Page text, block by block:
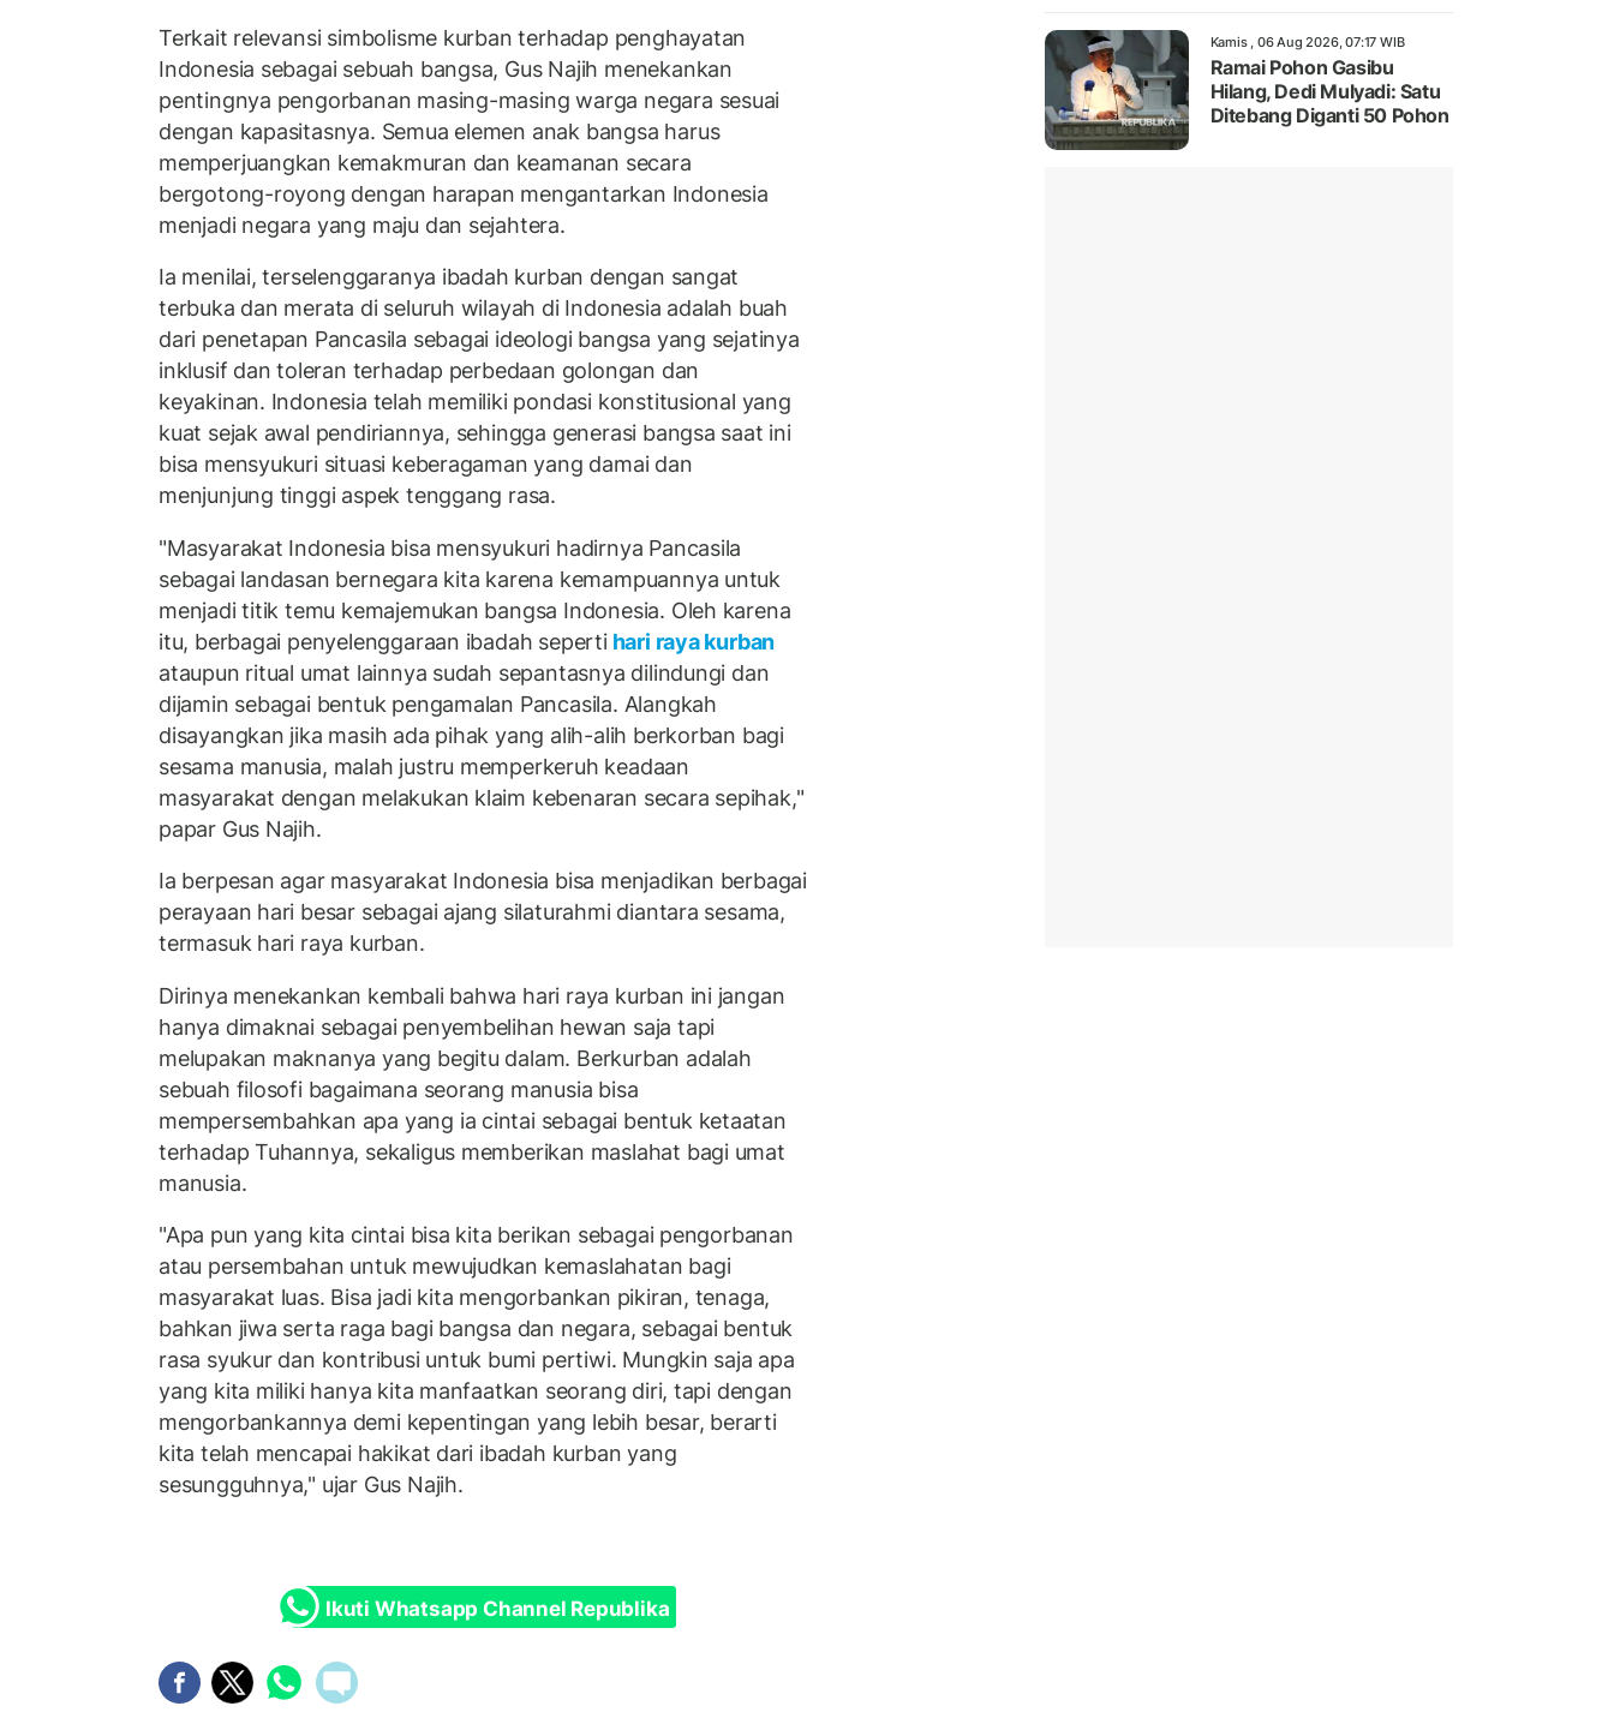
Terkait relevansi simbolisme kurban terhadap penghayatan
Indonesia sebagai sebuah bangsa, Gus Najih menekankan
pentingnya pengorbanan masing-masing warga negara sesuai
dengan kapasitasnya. Semua elemen anak bangsa harus
memperjuangkan kemakmuran dan keamanan secara
bergotong-royong dengan harapan mengantarkan Indonesia
menjadi negara yang maju dan sejahtera.
Ia menilai, terselenggaranya ibadah kurban dengan sangat
terbuka dan merata di seluruh wilayah di Indonesia adalah buah
dari penetapan Pancasila sebagai ideologi bangsa yang sejatinya
inklusif dan toleran terhadap perbedaan golongan dan
keyakinan. Indonesia telah memiliki pondasi konstitusional yang
kuat sejak awal pendiriannya, sehingga generasi bangsa saat ini
bisa mensyukuri situasi keberagaman yang damai dan
menjunjung tinggi aspek tenggang rasa.
"Masyarakat Indonesia bisa mensyukuri hadirnya Pancasila
sebagai landasan bernegara kita karena kemampuannya untuk
menjadi titik temu kemajemukan bangsa Indonesia. Oleh karena
itu, berbagai penyelenggaraan ibadah sepertihari raya kurban
ataupun ritual umat lainnya sudah sepantasnya dilindungi dan
dijamin sebagai bentuk pengamalan Pancasila. Alangkah
disayangkan jika masih ada pihak yang alih-alih berkorban bagi
sesama manusia, malah justru memperkeruh keadaan
masyarakat dengan melakukan klaim kebenaran secara sepihak,"
papar Gus Najih.
Ia berpesan agar masyarakat Indonesia bisa menjadikan berbagai
perayaan hari besar sebagai ajang silaturahmi diantara sesama,
termasuk hari raya kurban.
Dirinya menekankan kembali bahwa hari raya kurban ini jangan
hanya dimaknai sebagai penyembelihan hewan saja tapi
melupakan maknanya yang begitu dalam. Berkurban adalah
sebuah filosofi bagaimana seorang manusia bisa
mempersembahkan apa yang ia cintai sebagai bentuk ketaatan
terhadap Tuhannya, sekaligus memberikan maslahat bagi umat
manusia.
"Apa pun yang kita cintai bisa kita berikan sebagai pengorbanan
atau persembahan untuk mewujudkan kemaslahatan bagi
masyarakat luas. Bisa jadi kita mengorbankan pikiran, tenaga,
bahkan jiwa serta raga bagi bangsa dan negara, sebagai bentuk
rasa syukur dan kontribusi untuk bumi pertiwi. Mungkin saja apa
yang kita miliki hanya kita manfaatkan seorang diri, tapi dengan
mengorbankannya demi kepentingan yang lebih besar, berarti
kita telah mencapai hakikat dari ibadah kurban yang
sesungguhnya," ujar Gus Najih.
Ikuti Whatsapp Channel Republika
Kamis , 06 Aug 2026, 07:17 WIB
Ramai Pohon Gasibu
Hilang, Dedi Mulyadi: Satu
Ditebang Diganti 50 Pohon